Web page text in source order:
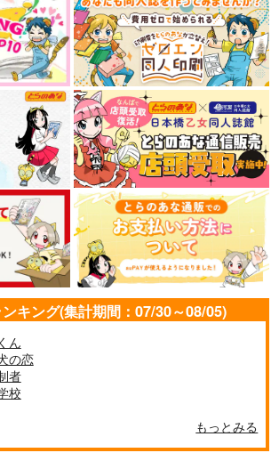
キング(集計期間：07/30～08/05)
ん
の恋
者
校
もっとみる